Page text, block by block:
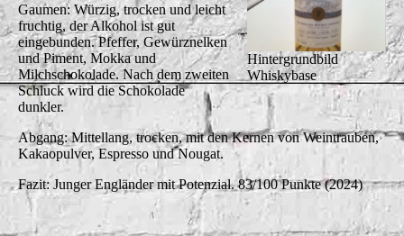
Hintergrundbild
Whiskybase
Gaumen: Würzig, trocken und leicht
fruchtig, der Alkohol ist gut
eingebunden. Pfeffer, Gewürznelken
und Piment, Mokka und
Milchschokolade. Nach dem zweiten
Schluck wird die Schokolade
dunkler.
Abgang: Mittellang, trocken, mit den Kernen von Weintrauben,
Kakaopulver, Espresso und Nougat.
Fazit: Junger Engländer mit Potenzial. 83/100 Punkte (2024)